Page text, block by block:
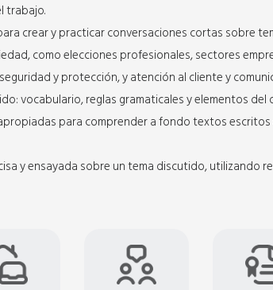
trabajo.
crear y practicar conversaciones cortas sobre
como elecciones profesionales, sectores
y protección, y atención al cliente y
vocabulario, reglas gramaticales y elementos del
para comprender a fondo textos
y ensayada sobre un tema discutido, utilizando